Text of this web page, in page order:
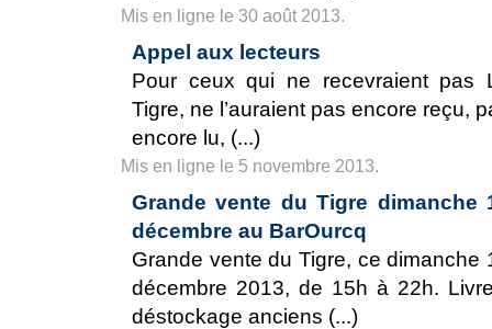
Mis en ligne le 30 août 2013.
Appel aux lecteurs
Pour ceux qui ne recevraient pas
Tigre, ne l’auraient pas encore reçu,
encore lu, (...)
Mis en ligne le 5 novembre 2013.
Grande vente du Tigre dimanche
décembre au BarOurcq
Grande vente du Tigre, ce dimanche
décembre 2013, de 15h à 22h.
déstockage anciens (...)